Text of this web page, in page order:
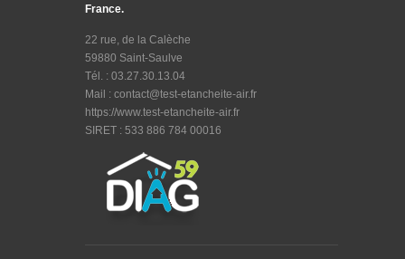
France.
22 rue, de la Calèche
59880 Saint-Saulve
Tél. : 03.27.30.13.04
Mail : contact@test-etancheite-air.fr
https://www.test-etancheite-air.fr
SIRET : 533 886 784 00016